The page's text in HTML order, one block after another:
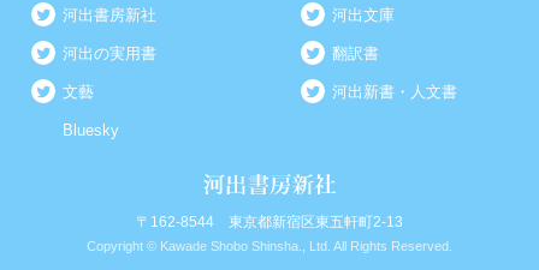
河出書房新社 河出文庫
河出の実用書 翻訳書
文藝 河出新書・人文書
Bluesky
〒162-8544 東京都新宿区東五軒町2-13
Copyright © Kawade Shobo Shinsha., Ltd. All Rights Reserved.